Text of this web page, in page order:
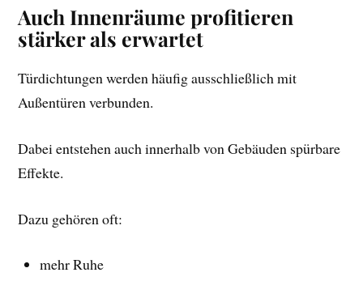
Auch Innenräume profitieren
stärker als erwartet
Türdichtungen werden häufig ausschließlich mit
Außentüren verbunden.
Dabei entstehen auch innerhalb von Gebäuden spürbare
Effekte.
Dazu gehören oft:
mehr Ruhe